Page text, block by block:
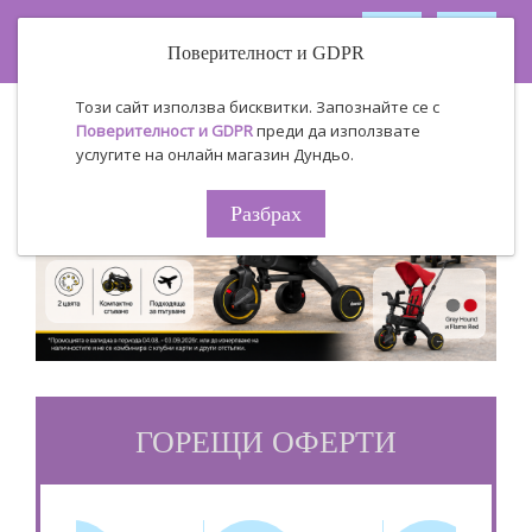
Поверителност и GDPR
Този сайт използва бисквитки. Запознайте се с
Поверителност и GDPRпреди да използвате
услугите на онлайн магазин Дундьо.
Разбрах
ГОРЕЩИ ОФЕРТИ